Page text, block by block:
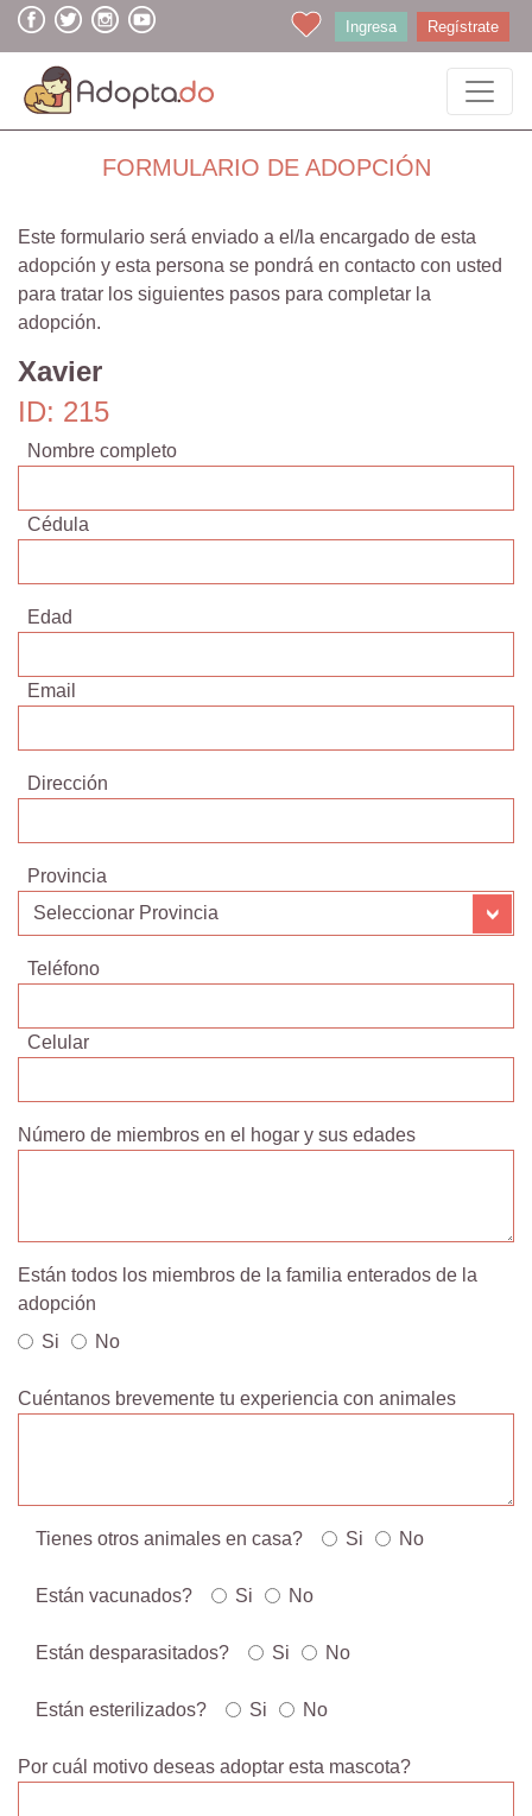
Ingresa Regístrate
FORMULARIO DE ADOPCIÓN
Este formulario será enviado a el/la encargado de esta
adopción y esta persona se pondrá en contacto con usted
para tratar los siguientes pasos para completar la
adopción.
Xavier
ID: 215
Nombre completo
Cédula
Edad
Email
Dirección
Provincia
Teléfono
Celular
Número de miembros en el hogar y sus edades
Están todos los miembros de la familia enterados de la
adopción
Si
No
Cuéntanos brevemente tu experiencia con animales
Tienes otros animales en casa? Si No
Están vacunados? Si No
Están desparasitados? Si No
Están esterilizados? Si No
Por cuál motivo deseas adoptar esta mascota?